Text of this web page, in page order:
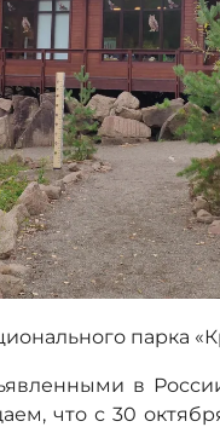
парка
в
что с 30